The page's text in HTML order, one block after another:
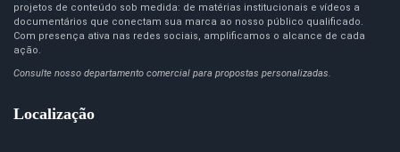
projetos de conteúdo sob medida: de matérias institucionais e vídeos a
documentários que conectam sua marca ao nosso público qualificado.
Com presença ativa nas redes sociais, amplificamos o alcance de cada
ação.
Consulte nosso departamento comercial para propostas personalizadas.
Localização